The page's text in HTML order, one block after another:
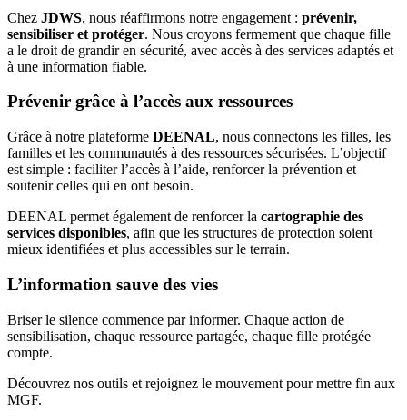
Chez JDWS, nous réaffirmons notre engagement : prévenir,
sensibiliser et protéger. Nous croyons fermement que chaque fille
a le droit de grandir en sécurité, avec accès à des services adaptés et
à une information fiable.
Prévenir grâce à l’accès aux ressources
Grâce à notre plateforme DEENAL, nous connectons les filles, les
familles et les communautés à des ressources sécurisées. L’objectif
est simple : faciliter l’accès à l’aide, renforcer la prévention et
soutenir celles qui en ont besoin.
DEENAL permet également de renforcer la cartographie des
services disponibles, afin que les structures de protection soient
mieux identifiées et plus accessibles sur le terrain.
L’information sauve des vies
Briser le silence commence par informer. Chaque action de
sensibilisation, chaque ressource partagée, chaque fille protégée
compte.
Découvrez nos outils et rejoignez le mouvement pour mettre fin aux
MGF.